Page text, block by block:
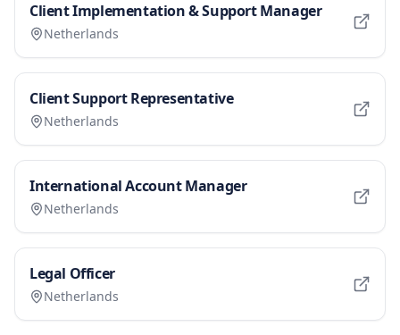
Client Implementation & Support Manager
Netherlands
Client Support Representative
Netherlands
International Account Manager
Netherlands
Legal Officer
Netherlands